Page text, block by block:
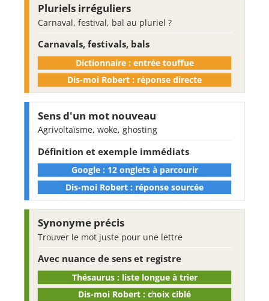
Pluriels irréguliers
Carnaval, festival, bal au pluriel ?
Carnavals, festivals, bals
Dictionnaire : entrée touffue
Dis-moi Robert : réponse directe
Sens d'un mot nouveau
Agrivoltaïsme, woke, ghosting
Définition et exemple immédiats
Google : 12 onglets à parcourir
Dis-moi Robert : réponse sourcée
Synonyme précis
Trouver le mot juste pour une lettre
Avec nuance de sens et registre
Thésaurus : liste longue à trier
Dis-moi Robert : choix ciblé